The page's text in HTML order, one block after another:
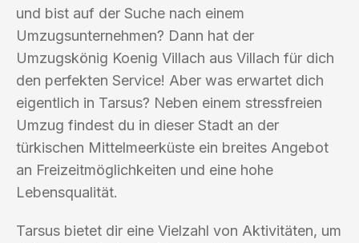
und bist auf der Suche nach einem
Umzugsunternehmen? Dann hat der
Umzugskönig Koenig Villach aus Villach für dich
den perfekten Service! Aber was erwartet dich
eigentlich in Tarsus? Neben einem stressfreien
Umzug findest du in dieser Stadt an der
türkischen Mittelmeerküste ein breites Angebot
an Freizeitmöglichkeiten und eine hohe
Lebensqualität.
Tarsus bietet dir eine Vielzahl von Aktivitäten, um